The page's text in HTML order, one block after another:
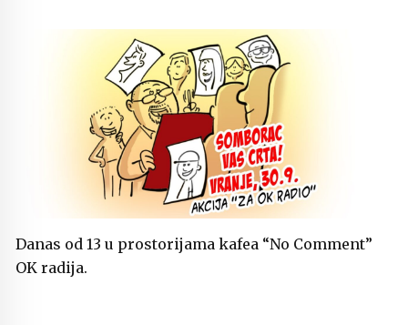
Danas od 13 u prostorijama kafea “No Comment”
OK radija.